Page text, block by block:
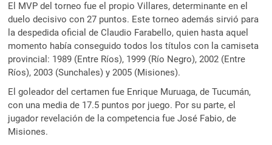
El MVP del torneo fue el propio Villares, determinante en el
duelo decisivo con 27 puntos. Este torneo además sirvió para
la despedida oficial de Claudio Farabello, quien hasta aquel
momento había conseguido todos los títulos con la camiseta
provincial: 1989 (Entre Ríos), 1999 (Río Negro), 2002 (Entre
Ríos), 2003 (Sunchales) y 2005 (Misiones).
El goleador del certamen fue Enrique Muruaga, de Tucumán,
con una media de 17.5 puntos por juego. Por su parte, el
jugador revelación de la competencia fue José Fabio, de
Misiones.